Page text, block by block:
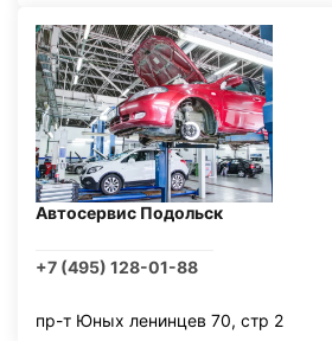
Автосервис Подольск
+7 (495) 128-01-88
пр-т Юных ленинцев 70, стр 2